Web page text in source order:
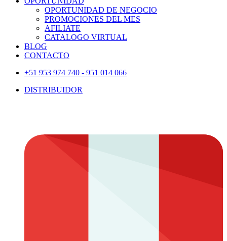
OPORTUNIDAD DE NEGOCIO
PROMOCIONES DEL MES
AFILIATE
CATALOGO VIRTUAL
BLOG
CONTACTO
+51 953 974 740 - 951 014 066
DISTRIBUIDOR